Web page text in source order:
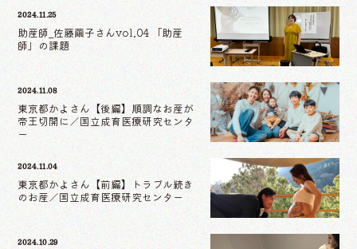
2024.11.25
助産師_佐藤繭子さんvol.04 「助産
師」の課題
2024.11.08
東京都かよさん【後編】順調なお産が
帝王切開に／国立成育医療研究センタ
ー
2024.11.04
東京都かよさん【前編】トラブル続き
のお産／国立成育医療研究センター
2024.10.29